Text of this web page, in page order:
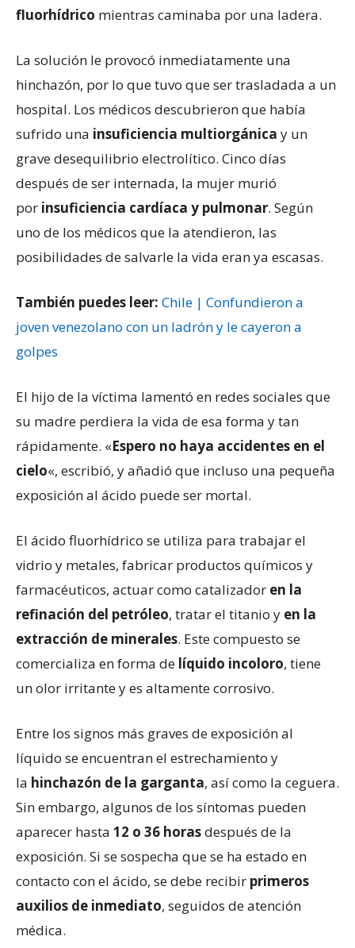
fluorhídrico mientras caminaba por una ladera.
La solución le provocó inmediatamente una
hinchazón, por lo que tuvo que ser trasladada a un
hospital. Los médicos descubrieron que había
sufrido una insuficiencia multiorgánica y un
grave desequilibrio electrolítico. Cinco días
después de ser internada, la mujer murió
por insuficiencia cardíaca y pulmonar. Según
uno de los médicos que la atendieron, las
posibilidades de salvarle la vida eran ya escasas.
También puedes leer: Chile | Confundieron a
joven venezolano con un ladrón y le cayeron a
golpes
El hijo de la víctima lamentó en redes sociales que
su madre perdiera la vida de esa forma y tan
rápidamente. «Espero no haya accidentes en el
cielo«, escribió, y añadió que incluso una pequeña
exposición al ácido puede ser mortal.
El ácido fluorhídrico se utiliza para trabajar el
vidrio y metales, fabricar productos químicos y
farmacéuticos, actuar como catalizador en la
refinación del petróleo, tratar el titanio y en la
extracción de minerales. Este compuesto se
comercializa en forma de líquido incoloro, tiene
un olor irritante y es altamente corrosivo.
Entre los signos más graves de exposición al
líquido se encuentran el estrechamiento y
la hinchazón de la garganta, así como la ceguera.
Sin embargo, algunos de los síntomas pueden
aparecer hasta 12 o 36 horasdespués de la
exposición. Si se sospecha que se ha estado en
contacto con el ácido, se debe recibir primeros
auxilios de inmediato, seguidos de atención
médica.